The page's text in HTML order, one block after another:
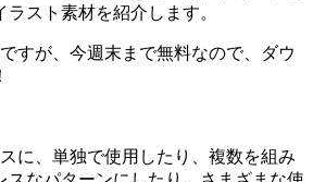
スト素材を紹介します。
すが、今週末まで無料なので、ダウ
に、単独で使用したり、複数を組み